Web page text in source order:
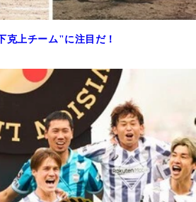
克上チーム"に注目だ！